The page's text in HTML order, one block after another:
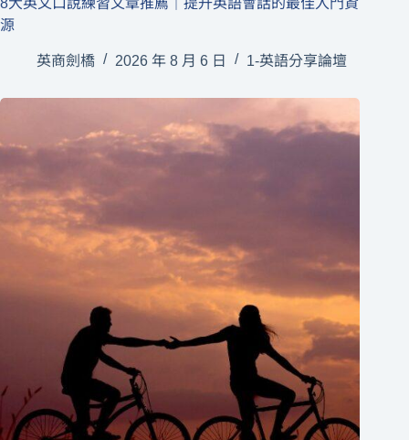
8大英文口說練習文章推薦｜提升英語會話的最佳入門資
源
英商劍橋 2026 年 8 月 6 日 1-英語分享論壇